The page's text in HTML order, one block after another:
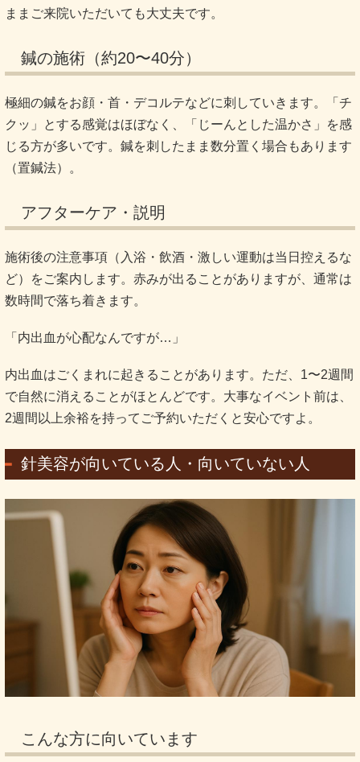
ままご来院いただいても大丈夫です。
鍼の施術（約20〜40分）
極細の鍼をお顔・首・デコルテなどに刺していきます。「チ
クッ」とする感覚はほぼなく、「じーんとした温かさ」を感
じる方が多いです。鍼を刺したまま数分置く場合もあります
（置鍼法）。
アフターケア・説明
施術後の注意事項（入浴・飲酒・激しい運動は当日控えるな
ど）をご案内します。赤みが出ることがありますが、通常は
数時間で落ち着きます。
「内出血が心配なんですが…」
内出血はごくまれに起きることがあります。ただ、1〜2週間
で自然に消えることがほとんどです。大事なイベント前は、
2週間以上余裕を持ってご予約いただくと安心ですよ。
針美容が向いている人・向いていない人
こんな方に向いています